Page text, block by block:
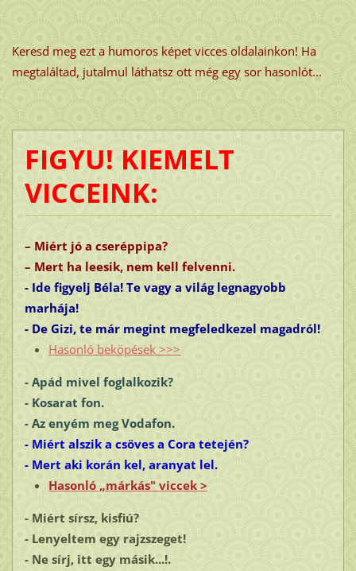
Keresd meg ezt a humoros képet vicces oldalainkon! Ha
megtaláltad, jutalmul láthatsz ott még egy sor hasonlót...
FIGYU! KIEMELT
VICCEINK:
– Miért jó a cseréppipa?
– Mert ha leesik, nem kell felvenni.
- Ide figyelj Béla! Te vagy a világ legnagyobb
marhája!
- De Gizi, te már megint megfeledkezel magadról!
Hasonló beköpések >>>
- Apád mivel foglalkozik?
- Kosarat fon.
- Az enyém megVodafon.
- Miért alszik a csöves a Cora tetején?
- Mert aki korán kel, aranyat lel.
Hasonló „márkás" viccek >
- Miért sírsz, kisfiú?
- Lenyeltem egy rajzszeget!
- Ne sírj, itt egy másik...!.